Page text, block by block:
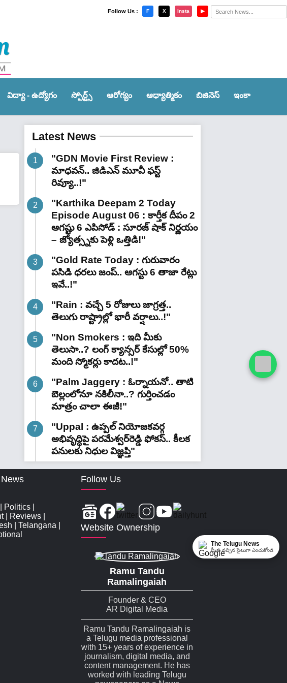
Follow Us : F X Insta ▶
విద్యా - ఉద్యోగం స్పోర్ట్స్‌ ఆరోగ్యం ఆధ్యాత్మికం బిజినెస్ ఇంకా
×
Latest News
"GDN Movie First Review :
మాధవన్.. జిడిఎన్ మూవీ ఫ‌స్ట్
రివ్యూ..!"
"Karthika Deepam 2 Today
Episode August 06 : కార్తీక దీపం 2
ఆగష్టు 6 ఎపిసోడ్ : సూరజ్ షాక్ నిర్ణయం
– జ్యోత్స్నకు పెళ్లి ఒత్తిడి!"
"Gold Rate Today : గురువారం
పసిడి ధరలు జంప్.. ఆగస్టు 6 తాజా రేట్లు
ఇవే..!"
"Rain : వచ్చే 5 రోజులు జాగ్రత్త..
తెలుగు రాష్ట్రాల్లో భారీ వ‌ర్షాలు..!"
"Non Smokers : ఇది మీకు
తెలుసా..? లంగ్ క్యాన్సర్ కేసుల్లో 50%
మంది స్మోకర్లు కాదట..!"
"Palm Jaggery : ఓర్నాయనో.. తాటి
బెల్లంలోనూ నకిలీనా..? గుర్తించడం
మాత్రం చాలా ఈజీ!"
"Uppal : ఉప్పల్ నియోజకవర్గ
అభివృద్ధిపై పరమేశ్వర్‌రెడ్డి ఫోకస్.. కీలక
పనులకు నిధుల విజ్ఞప్తి"
Politics
| Reviews
Telangana
Follow Us
Website Ownership
Ramu Tandu
Ramalingaiah
Founder & CEO
AR Digital Media
Ramu Tandu Ramalingaiah is
a Telugu media professional
with 15+ years of experience in
journalism, digital media, and
content management. He has
worked with leading Telugu
The Telugu News
మీకు నచ్చిన సైటుగా ఎంచుకోండి